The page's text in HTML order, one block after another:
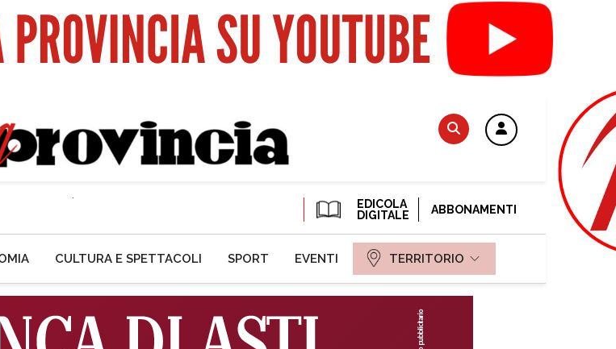
EDICOLA
DIGITALE
ABBONAMENTI
CULTURA E SPETTACOLI SPORT EVENTI TERRITORIO